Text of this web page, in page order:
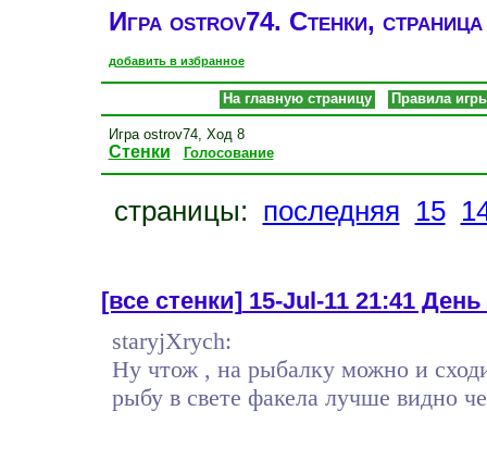
Игра ostrov74. Стенки,
добавить в избранное
На главную страницу Правила
Игра ostrov74, Ход 8
Стенки Голосование
страницы: последняя 15
[все стенки]15-Jul-11 21:41 День
staryjXrych:
Ну чтож , на рыбалку можно и
рыбу в свете факела лучше видно